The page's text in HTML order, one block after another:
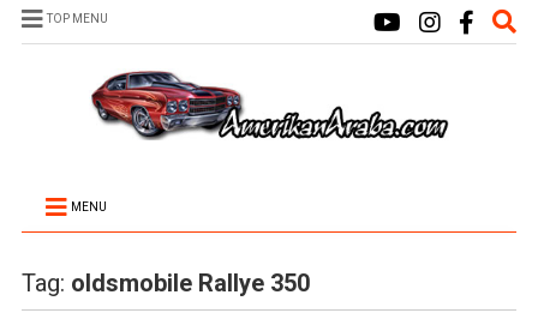
TOP MENU
MENU
Tag: oldsmobile Rallye 350